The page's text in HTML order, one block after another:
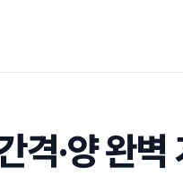
격·양 완